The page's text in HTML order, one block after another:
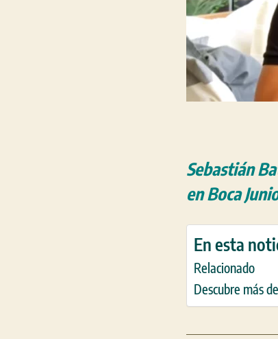
Sebastián
en Boca
En esta
Relacionado
Descubre más